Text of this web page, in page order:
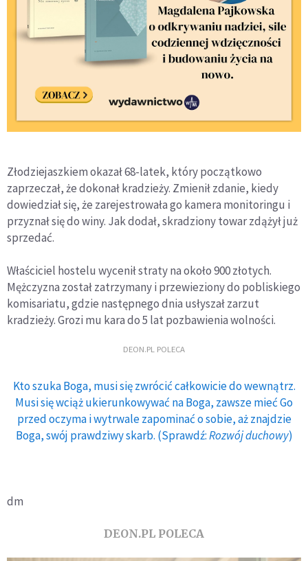
Złodziejaszkiem okazał 68-latek, który początkowo
zaprzeczał, że dokonał kradzieży. Zmienił zdanie, kiedy
dowiedział się, że zarejestrowała go kamera monitoringu i
przyznał się do winy. Jak dodał, skradziony towar zdążył już
sprzedać.
Właściciel hostelu wycenił straty na około 900 złotych.
Mężczyzna został zatrzymany i przewieziony do pobliskiego
komisariatu, gdzie następnego dnia usłyszał zarzut
kradzieży. Grozi mu kara do 5 lat pozbawienia wolności.
DEON.PL POLECA
Kto szuka Boga, musi się zwrócić całkowicie do wewnątrz.
Musi się wciąż ukierunkowywać na Boga, zawsze mieć Go
przed oczyma i wytrwale zapominać o sobie, aż znajdzie
Boga, swój prawdziwy skarb. (Sprawdź:Rozwój duchowy)
dm
DEON.PL POLECA